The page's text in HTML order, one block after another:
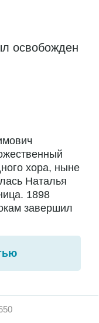
освобожден
хора, ныне
Наталья
1898
завершил